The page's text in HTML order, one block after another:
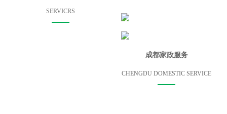
SERVICRS
成都家政服务
CHENGDU DOMESTIC SERVICE​